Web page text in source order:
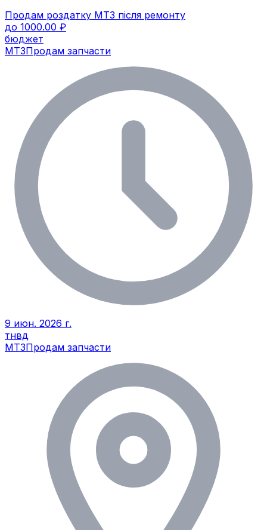
Продам роздатку МТЗ після ремонту
до 1000.00 ₽
бюджет
МТЗПродам запчасти
9 июн. 2026 г.
тнвд
МТЗПродам запчасти